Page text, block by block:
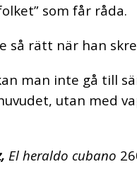
som får råda.
så rätt när han
man inte gå till
utan med
El heraldo cubano